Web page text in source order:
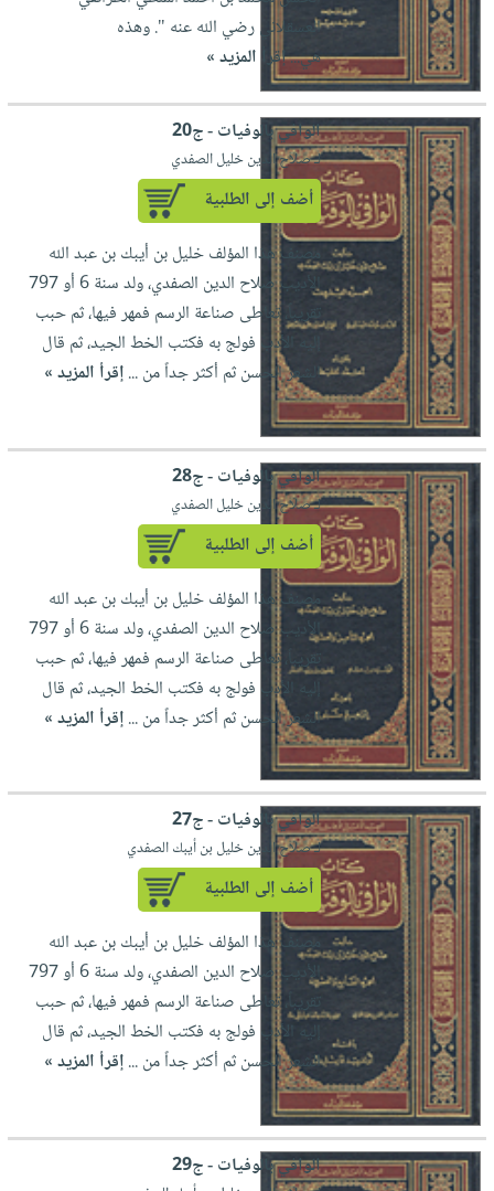
العسقلاني رضي الله عنه ". وهذه
هي...إقرأ المزيد »
الوافي بالوفيات - ج20
لـ صلاح الدين خليل الصفدي
أضف إلى الطلبية
مصنف هذا المؤلف خليل بن أيبك بن عبد الله
الأديب صلاح الدين الصفدي، ولد سنة 6 أو 797
تقريباً، تعاطى صناعة الرسم فمهر فيها، ثم حبب
إليه الأدب فولج به فكتب الخط الجيد، ثم قال
الشعر الحسن ثم أكثر جداً من ...إقرأ المزيد »
الوافي بالوفيات - ج28
لـ صلاح الدين خليل الصفدي
أضف إلى الطلبية
مصنف هذا المؤلف خليل بن أيبك بن عبد الله
الأديب صلاح الدين الصفدي، ولد سنة 6 أو 797
تقريباً، تعاطى صناعة الرسم فمهر فيها، ثم حبب
إليه الأدب فولج به فكتب الخط الجيد، ثم قال
الشعر الحسن ثم أكثر جداً من ...إقرأ المزيد »
الوافي بالوفيات - ج27
لـ صلاح الدين خليل بن أيبك الصفدي
أضف إلى الطلبية
مصنف هذا المؤلف خليل بن أيبك بن عبد الله
الأديب صلاح الدين الصفدي، ولد سنة 6 أو 797
تقريباً، تعاطى صناعة الرسم فمهر فيها، ثم حبب
إليه الأدب فولج به فكتب الخط الجيد، ثم قال
الشعر الحسن ثم أكثر جداً من ...إقرأ المزيد »
الوافي بالوفيات - ج29